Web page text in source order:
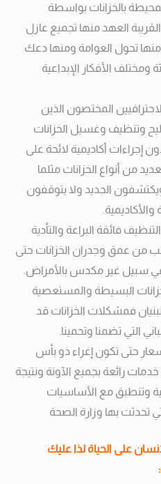
بالخزانات بواسطة
العهد منها تجميع عازل
تحول العوامة ومنها دعك
الأفكار الإبداعية
المختصون الذين
وتنظيف وغسيل الخزانات
إجراءات أكاديمية لائحة على
من أنواع الخزانات مثلما
الجديد ولا يتوقفون
والأكاديمية.
فائقة البراعة والتأدية
من عمق وجدران الخزانات حتى
سبيل غير مكدس بالأمراض.
البسيطة والمستعصية
فمشكلات الخزانات قد
التي تضمنا وتحمينا.
حتى تكون إغراء ذو بأس
رائعة بجميع الآونة ونتيجة
وتنطبق مع الأساسيات
تحدثت بها وزارة الصحة
على الحياة لذا عليك